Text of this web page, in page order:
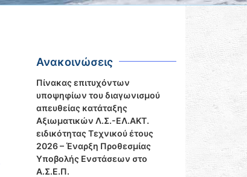
Ανακοινώσεις
Πίνακας επιτυχόντων
υποψηφίων του διαγωνισμού
απευθείας κατάταξης
Αξιωματικών Λ.Σ.-ΕΛ.ΑΚΤ.
ειδικότητας Τεχνικού έτους
2026 – Έναρξη Προθεσμίας
Υποβολής Ενστάσεων στο
Α.Σ.Ε.Π.